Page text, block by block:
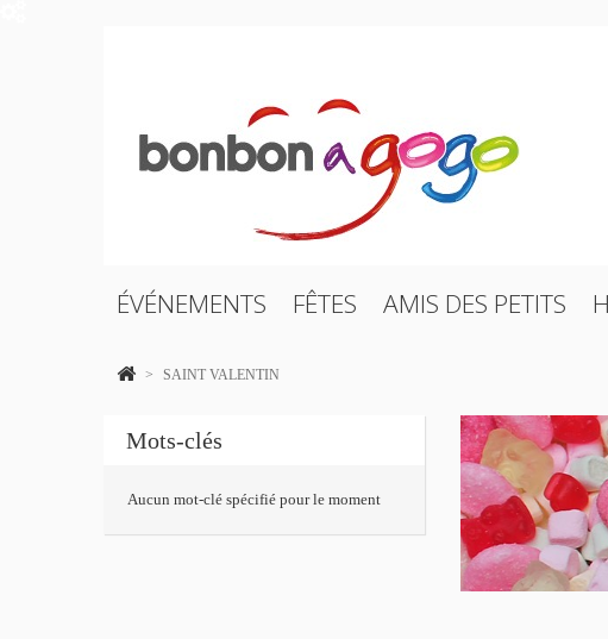
ÉVÉNEMENTS FÊTES AMIS DES PETITS
> SAINT VALENTIN
Mots-clés
Aucun mot-clé spécifié pour le moment